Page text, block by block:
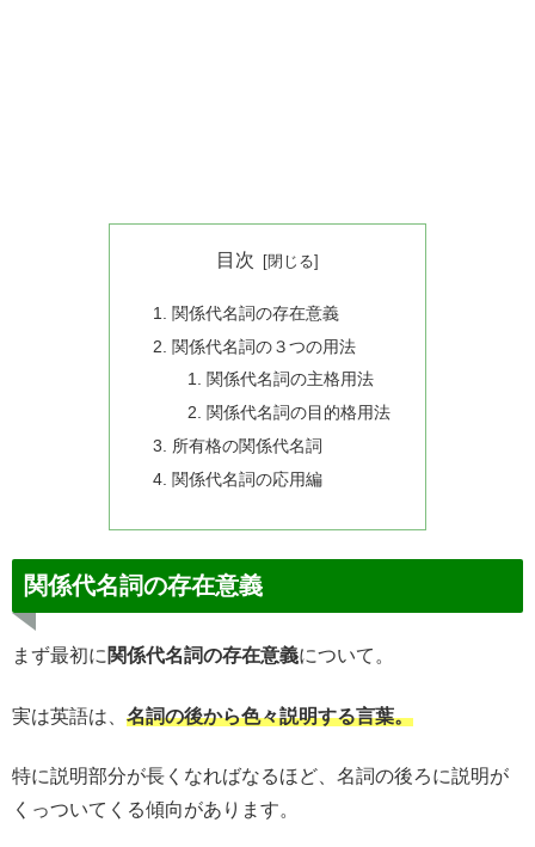
目次
関係代名詞の存在意義
関係代名詞の３つの用法
関係代名詞の主格用法
関係代名詞の目的格用法
所有格の関係代名詞
関係代名詞の応用編
関係代名詞の存在意義
まず最初に 関係代名詞の存在意義について。
実は英語は、 名詞の後から色々説明する言葉。
特に説明部分が長くなればなるほど、名詞の後ろに説明が
くっついてくる傾向があります。